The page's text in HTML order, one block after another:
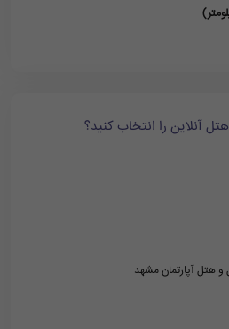
آنلاین را انتخاب کنید؟
و هتل آپارتمان مشهد